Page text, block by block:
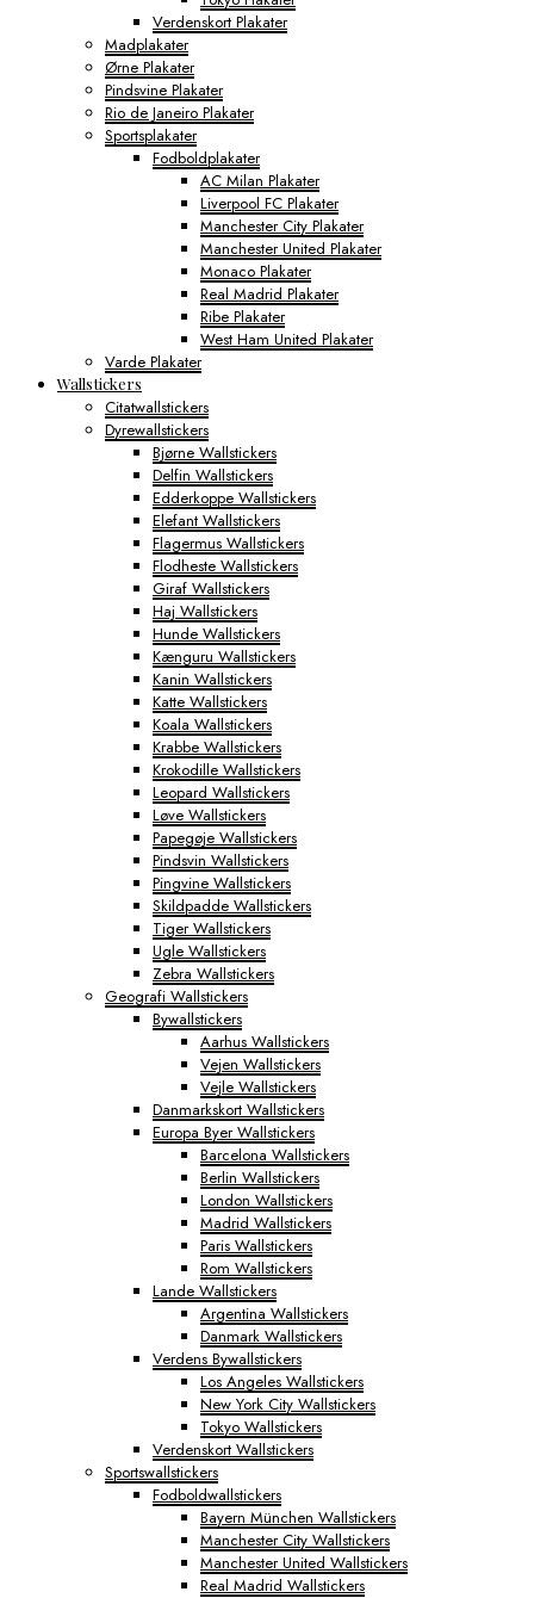
Verdenskort Plakater
Madplakater
Ørne Plakater
Pindsvine Plakater
Rio de Janeiro Plakater
Sportsplakater
Fodboldplakater
AC Milan Plakater
Liverpool FC Plakater
Manchester City Plakater
Manchester United Plakater
Monaco Plakater
Real Madrid Plakater
Ribe Plakater
West Ham United Plakater
Varde Plakater
Wallstickers
Citatwallstickers
Dyrewallstickers
Bjørne Wallstickers
Delfin Wallstickers
Edderkoppe Wallstickers
Elefant Wallstickers
Flagermus Wallstickers
Flodheste Wallstickers
Giraf Wallstickers
Haj Wallstickers
Hunde Wallstickers
Kænguru Wallstickers
Kanin Wallstickers
Katte Wallstickers
Koala Wallstickers
Krabbe Wallstickers
Krokodille Wallstickers
Leopard Wallstickers
Løve Wallstickers
Papegøje Wallstickers
Pindsvin Wallstickers
Pingvine Wallstickers
Skildpadde Wallstickers
Tiger Wallstickers
Ugle Wallstickers
Zebra Wallstickers
Geografi Wallstickers
Bywallstickers
Aarhus Wallstickers
Vejen Wallstickers
Vejle Wallstickers
Danmarkskort Wallstickers
Europa Byer Wallstickers
Barcelona Wallstickers
Berlin Wallstickers
London Wallstickers
Madrid Wallstickers
Paris Wallstickers
Rom Wallstickers
Lande Wallstickers
Argentina Wallstickers
Danmark Wallstickers
Verdens Bywallstickers
Los Angeles Wallstickers
New York City Wallstickers
Tokyo Wallstickers
Verdenskort Wallstickers
Sportswallstickers
Fodboldwallstickers
Bayern München Wallstickers
Manchester City Wallstickers
Manchester United Wallstickers
Real Madrid Wallstickers